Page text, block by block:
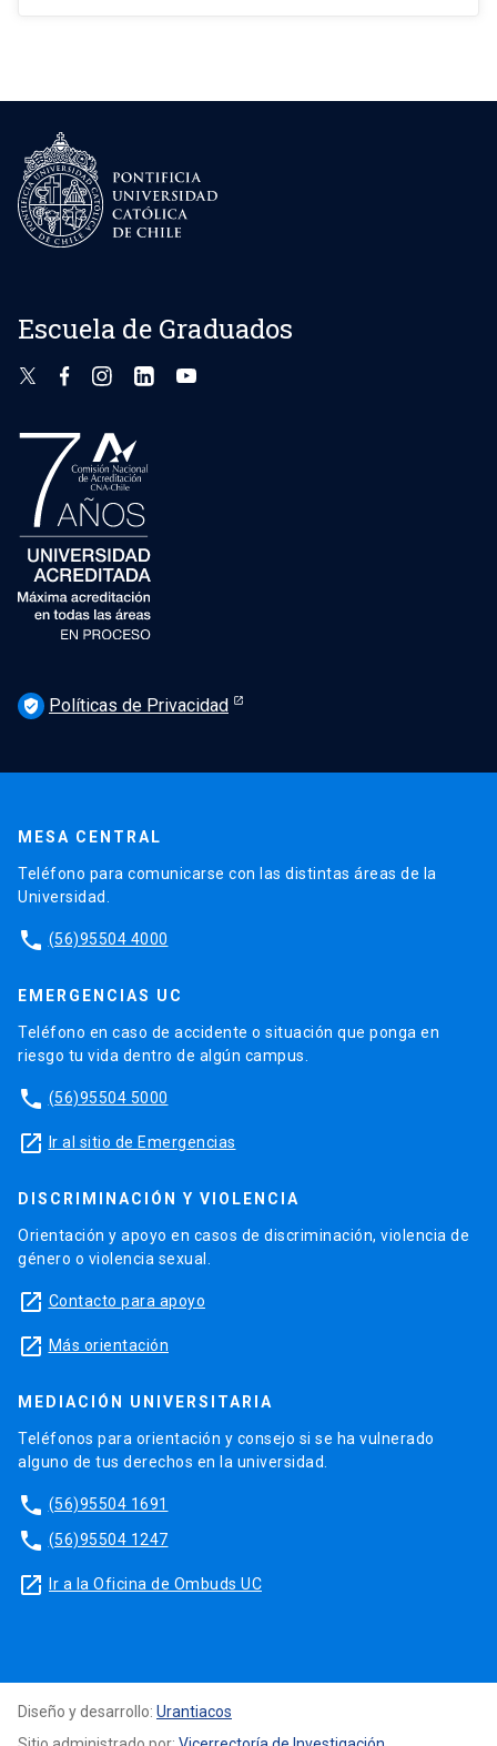
Escuela de Graduados
verified_user Políticas de Privacidad
MESA CENTRAL
Teléfono para comunicarse con las distintas áreas de la
Universidad.
phone (56)95504 4000
EMERGENCIAS UC
Teléfono en caso de accidente o situación que ponga en
riesgo tu vida dentro de algún campus.
phone (56)95504 5000
launch Ir al sitio de Emergencias
DISCRIMINACIÓN Y VIOLENCIA
Orientación y apoyo en casos de discriminación, violencia de
género o violencia sexual.
launch Contacto para apoyo
launch Más orientación
MEDIACIÓN UNIVERSITARIA
Teléfonos para orientación y consejo si se ha vulnerado
alguno de tus derechos en la universidad.
phone (56)95504 1691
phone (56)95504 1247
launch Ir a la Oficina de Ombuds UC
Diseño y desarrollo: Urantiacos